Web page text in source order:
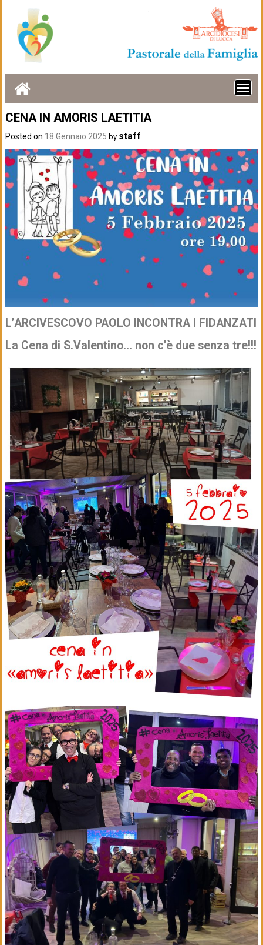
content
CENA IN AMORIS LAETITIA
Posted on 18 Gennaio 2025 by staff
L’ARCIVESCOVO PAOLO INCONTRA I FIDANZATI
La Cena di S.Valentino… non c’è due senza tre!!!